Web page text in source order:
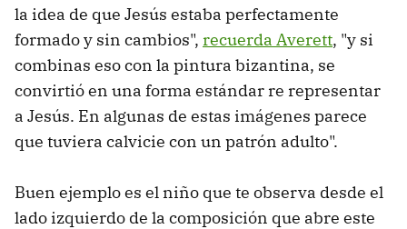
la idea de que Jesús estaba perfectamente
formado y sin cambios", recuerda Averett, "y si
combinas eso con la pintura bizantina, se
convirtió en una forma estándar re representar
a Jesús. En algunas de estas imágenes parece
que tuviera calvicie con un patrón adulto".
Buen ejemplo es el niño que te observa desde el
lado izquierdo de la composición que abre este